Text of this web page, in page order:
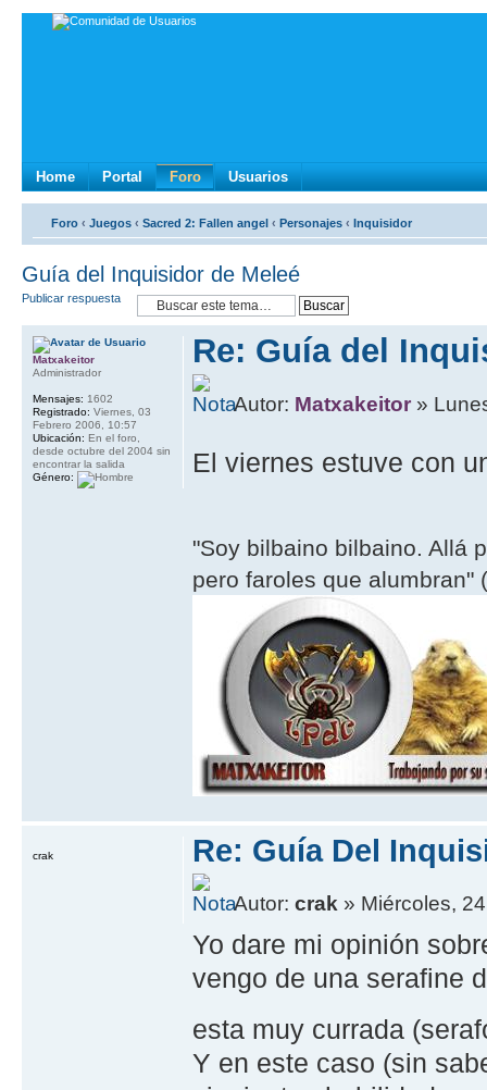
Home Portal Foro Usuarios
Foro ‹ Juegos ‹ Sacred 2: Fallen angel ‹ Personajes ‹ Inquisidor
Guía del Inquisidor de Meleé
Publicar respuesta
Re: Guía del
Autor: Matxakeitor »
El viernes estuve con
"Soy bilbaino bilbaino. Allá
pero faroles que alumbran"
Matxakeitor
Administrador
Mensajes: 1602
Registrado: Viernes, 03
Febrero 2006, 10:57
Ubicación: En el foro,
desde octubre del 2004 sin
encontrar la salida
Género:
Re: Guía Del
Autor:crak » Miércoles,
Yo dare mi opinión
vengo de una serafine
esta muy currada
Y en este caso (sin
crak